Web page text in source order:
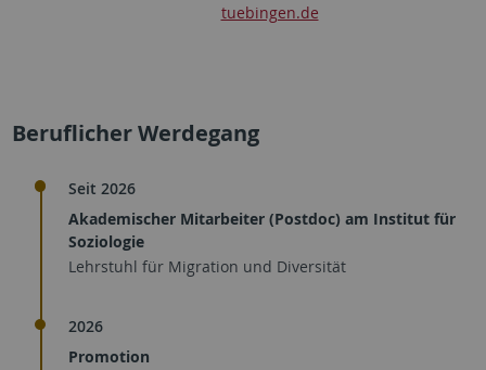
tuebingen.de
Beruflicher Werdegang
Seit 2026
Akademischer Mitarbeiter (Postdoc) am Institut für
Soziologie
Lehrstuhl für Migration und Diversität
2026
Promotion